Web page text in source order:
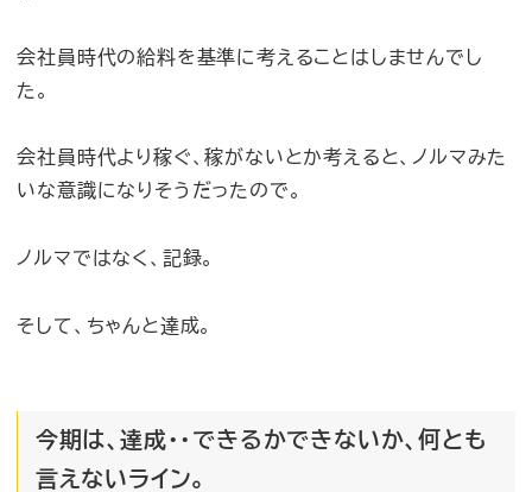
会社員時代の給料を基準に考えることはしませんでし
た。
会社員時代より稼ぐ、稼がないとか考えると、ノルマみた
いな意識になりそうだったので。
ノルマではなく、記録。
そして、ちゃんと達成。
今期は、達成・・できるかできないか、何とも
言えないライン。